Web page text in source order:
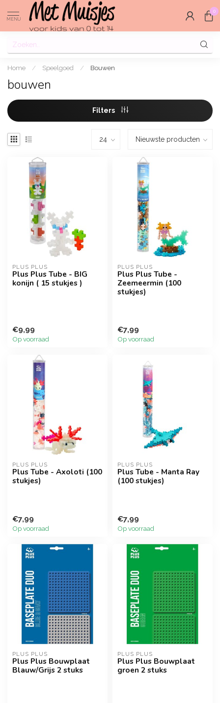
MENU
0
Home / Speelgoed / Bouwen
bouwen
Filters
PLUS PLUS
Plus Plus Tube - BIG
konijn ( 15 stukjes )
€9,99
Op voorraad
PLUS PLUS
Plus Plus Tube -
Zeemeermin (100
stukjes)
€7,99
Op voorraad
PLUS PLUS
Plus Tube - Axoloti (100
stukjes)
€7,99
Op voorraad
PLUS PLUS
Plus Tube - Manta Ray
(100 stukjes)
€7,99
Op voorraad
PLUS PLUS
Plus Plus Bouwplaat
Blauw/Grijs 2 stuks
PLUS PLUS
Plus Plus Bouwplaat
groen 2 stuks